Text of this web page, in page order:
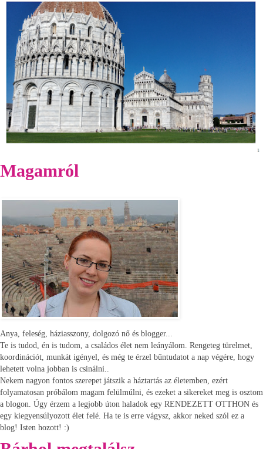
Magamról
Anya, feleség, háziasszony, dolgozó nő és blogger...
Te is tudod, én is tudom, a családos élet nem leányálom. Rengeteg türelmet,
koordinációt, munkát igényel, és még te érzel bűntudatot a nap végére, hogy
lehetett volna jobban is csinálni..
Nekem nagyon fontos szerepet játszik a háztartás az életemben, ezért
folyamatosan próbálom magam felülmúlni, és ezeket a sikereket meg is osztom
a blogon. Úgy érzem a legjobb úton haladok egy RENDEZETT OTTHON és
egy kiegyensúlyozott élet felé. Ha te is erre vágysz, akkor neked szól ez a
blog! Isten hozott! :)